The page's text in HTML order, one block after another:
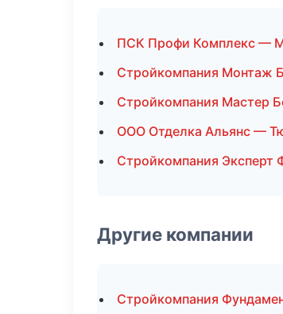
ПСК Профи Комплекс —
Стройкомпания Монтаж
Стройкомпания Мастер
ООО Отделка Альянс —
Стройкомпания Эксперт
Другие компании
Стройкомпания